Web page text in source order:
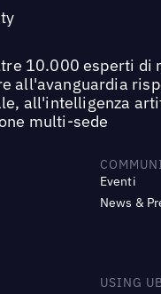
10.000 esperti di
all'avanguardia
all'intelligenza
multi-sede
Eventi
News &
USING